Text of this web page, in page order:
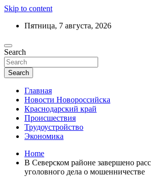
Skip to content
Пятница, 7 августа, 2026
Актуальные новости
Краснодарского края
Ежедневный дайджест событий региона
Search
Search
Главная
Новости Новороссийска
Краснодарский край
Происшествия
Трудоустройство
Экономика
Home
В Северском районе завершено
уголовного дела о мошенничестве